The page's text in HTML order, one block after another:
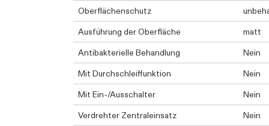
Oberflächenschutz
Ausführung der Oberfläche
matt
Antibakterielle Behandlung
Nein
Mit Durchschleiffunktion
Nein
Mit Ein-/Ausschalter
Nein
Verdrehter Zentraleinsatz
Nein